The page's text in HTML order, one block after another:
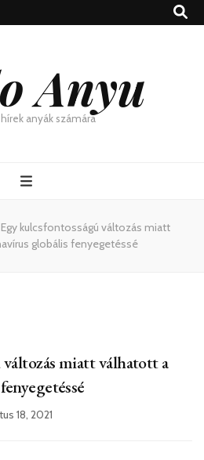
Anyu
anyák számára
Egy kulcsfontosságú változás miatt
globális fenyegetéssé
miatt válhatott a
18, 2021